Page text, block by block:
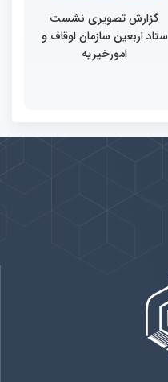
گزارش تصویری نشست
ستاد اربعین سازمان اوقاف و
امورخیریه